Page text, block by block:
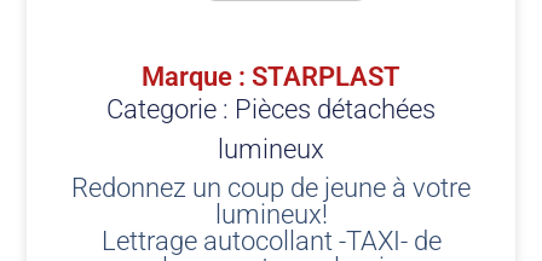
Marque : STARPLAST
Categorie : Pièces détachées
lumineux
Redonnez un coup de jeune à votre
lumineux!
Lettrage autocollant -TAXI- de